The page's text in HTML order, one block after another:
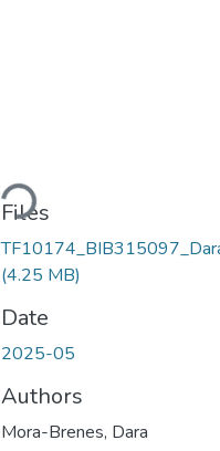
Loading...
Files
(4.25 MB)
Date
2025-05
Authors
Mora-Brenes, Dara